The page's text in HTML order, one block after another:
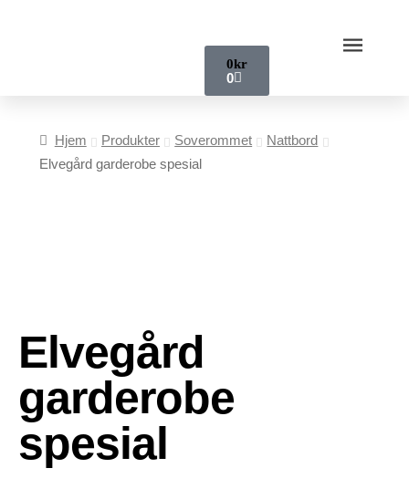
0kr
0
Hjem Produkter Soverommet
Nattbord
Elvegård garderobe spesial
Elvegård
garderobe
spesial